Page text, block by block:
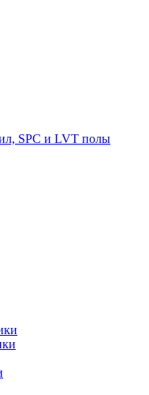
SPC и LVT полы